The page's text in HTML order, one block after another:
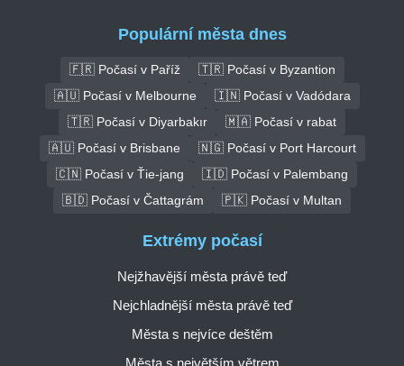
Populární města dnes
🇫🇷 Počasí v Paříž
🇹🇷 Počasí v Byzantion
🇦🇺 Počasí v Melbourne
🇮🇳 Počasí v Vadódara
🇹🇷 Počasí v Diyarbakır
🇲🇦 Počasí v rabat
🇦🇺 Počasí v Brisbane
🇳🇬 Počasí v Port Harcourt
🇨🇳 Počasí v Ťie-jang
🇮🇩 Počasí v Palembang
🇧🇩 Počasí v Čattagrám
🇵🇰 Počasí v Multan
Extrémy počasí
Nejžhavější města právě teď
Nejchladnější města právě teď
Města s nejvíce deštěm